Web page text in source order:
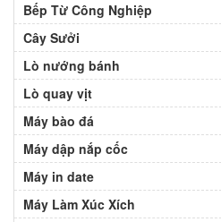
Bếp Từ Công Nghiệp
Cây Sưởi
Lò nướng bánh
Lò quay vịt
Máy bào đá
Máy dập nắp cốc
Máy in date
Máy Làm Xúc Xích